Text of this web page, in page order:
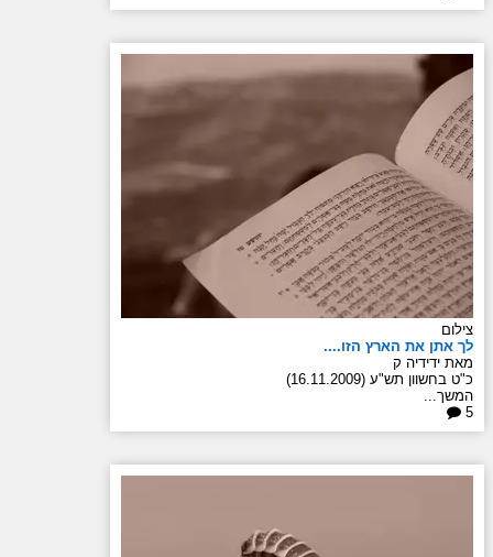
צילום
לך אתן את הארץ הזו....
מאת ידידיה ק
כ"ט בחשוון תש"ע (16.11.2009)
המשך...
5